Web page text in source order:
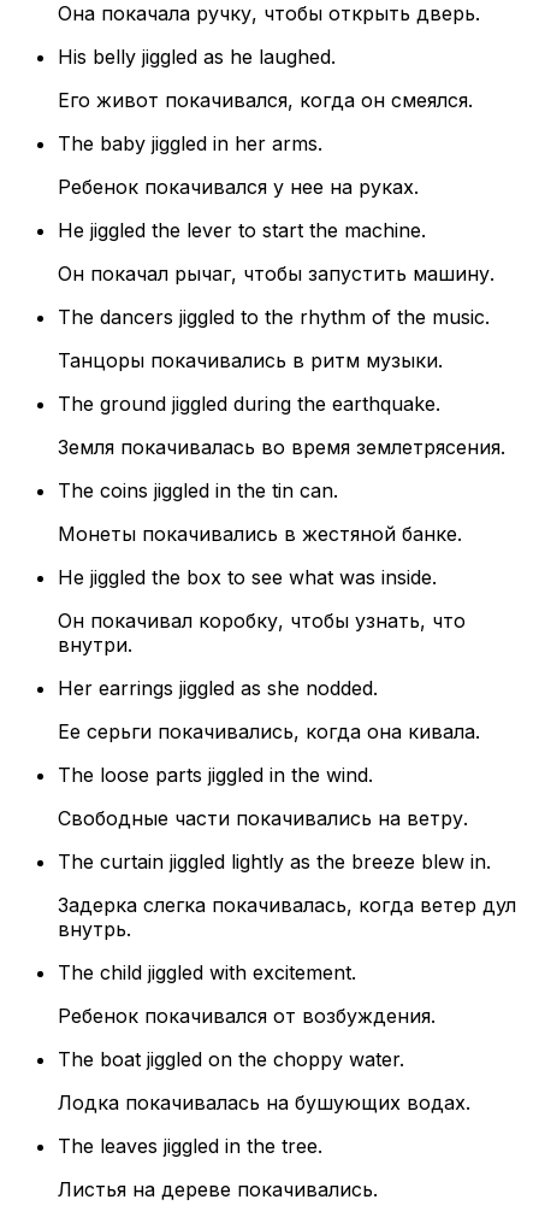
Она покачала ручку, чтобы открыть дверь.
His belly jiggled as he laughed.
Его живот покачивался, когда он смеялся.
The baby jiggled in her arms.
Ребенок покачивался у нее на руках.
He jiggled the lever to start the machine.
Он покачал рычаг, чтобы запустить машину.
The dancers jiggled to the rhythm of the music.
Танцоры покачивались в ритм музыки.
The ground jiggled during the earthquake.
Земля покачивалась во время землетрясения.
The coins jiggled in the tin can.
Монеты покачивались в жестяной банке.
He jiggled the box to see what was inside.
Он покачивал коробку, чтобы узнать, что
внутри.
Her earrings jiggled as she nodded.
Ее серьги покачивались, когда она кивала.
The loose parts jiggled in the wind.
Свободные части покачивались на ветру.
The curtain jiggled lightly as the breeze blew in.
Задерка слегка покачивалась, когда ветер дул
внутрь.
The child jiggled with excitement.
Ребенок покачивался от возбуждения.
The boat jiggled on the choppy water.
Лодка покачивалась на бушующих водах.
The leaves jiggled in the tree.
Листья на дереве покачивались.